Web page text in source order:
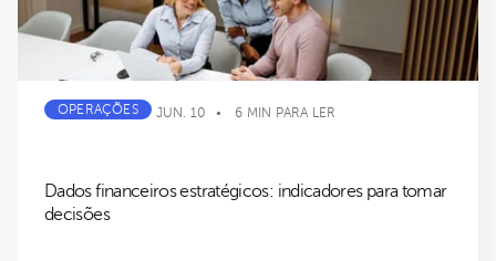
OPERAÇÕES JUN. 10 6 MIN PARA LER
Dados financeiros estratégicos: indicadores para tomar
decisões